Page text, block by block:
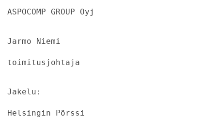
ASPOCOMP GROUP Oyj
Jarmo Niemi
toimitusjohtaja
Jakelu:
Helsingin Pörssi